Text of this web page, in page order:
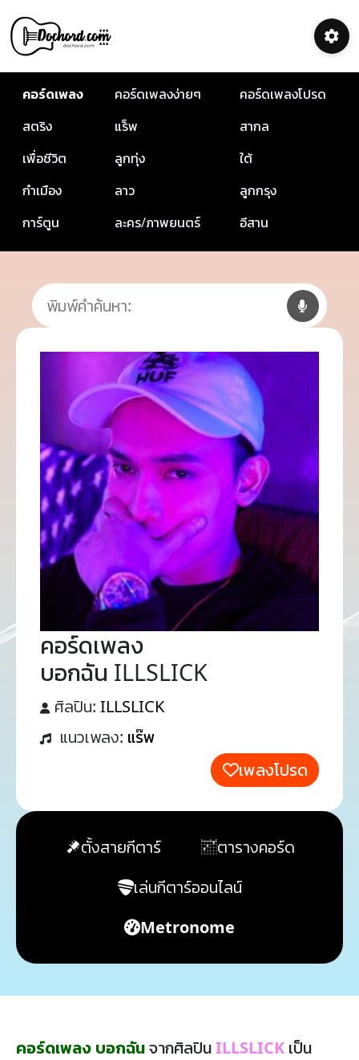
คอร์ดเพลง คอร์ดเพลงง่ายๆ
คอร์ดเพลงโปรด
สตริง
แร็พ
สากล
เพื่อชีวิต
ลูกทุ่ง
ใต้
กำเมือง
ลาว
ลูกกรุง
การ์ตูน
ละคร/ภาพยนตร์ อีสาน
คอร์ดเพลง
บอกฉัน ILLSLICK
ศิลปิน: ILLSLICK
แนวเพลง: แร๊พ
เพลงโปรด
ตั้งสายกีตาร์
ตารางคอร์ด
เล่นกีตาร์ออนไลน์
Metronome
คอร์ดเพลง บอกฉันจากศิลปินILLSLICK เป็น